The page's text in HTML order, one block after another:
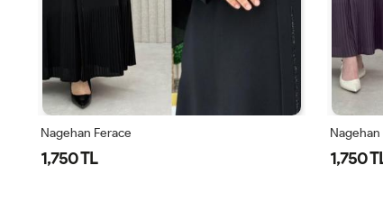
Nagehan Ferace
1,750 TL
Nagehan
1,750